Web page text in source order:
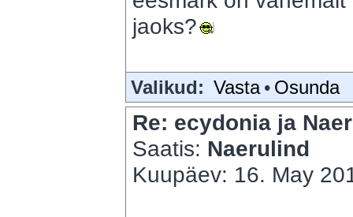
jaoks?
Valikud: Vasta • Osunda
Re: ecydonia ja
Saatis: Naerulind
Kuupäev: 16. May